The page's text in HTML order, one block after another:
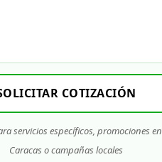
COTIZACIÓN
servicios específicos, promociones en
Caracas o campañas locales